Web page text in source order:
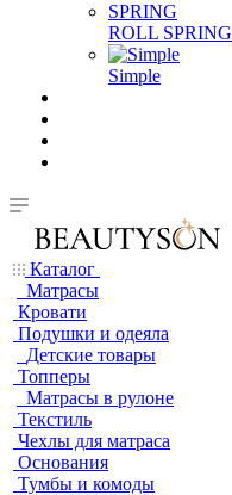
ROLL SPRING
Simple
Каталог
Матрасы
Кровати
Подушки и одеяла
Детские товары
Топперы
Матрасы в рулоне
Текстиль
Чехлы для матраса
Основания
Тумбы и комоды